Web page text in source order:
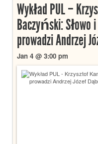
Wykład PUL –
Baczyński: Słowo i
prowadzi Andrzej
Jan 4 @ 3:00 pm